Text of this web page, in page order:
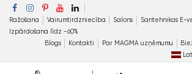
Ražošana Vairumtirdzniecība Salons
Santehnikas E-
Izpārdošana līdz −60%
Blogs
Kontakti Par MAGMA uzņēmumu